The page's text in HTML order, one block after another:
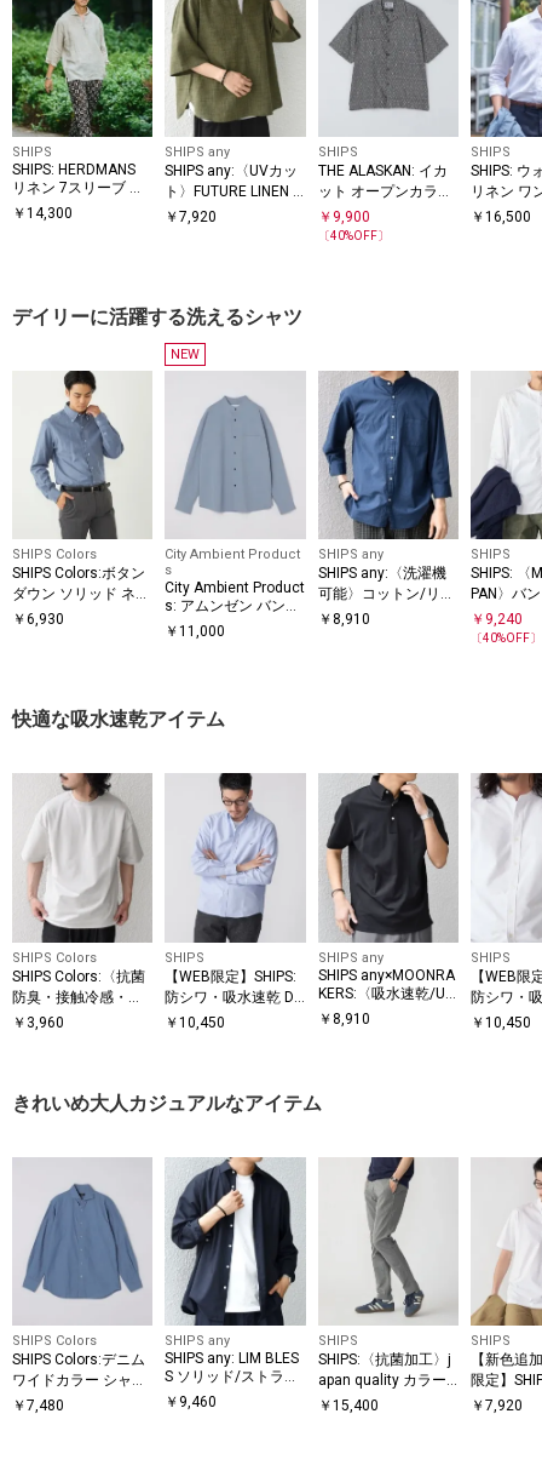
SHIPS
SHIPS: HERDMANS
リネン 7スリーブ カ
プリ シャツ
￥ 14,300
SHIPS any
SHIPS any:〈UVカッ
ト〉FUTURE LINEN C
ANVAS リネンライク
￥7,920
SHIPS
THE ALASKAN: イカ
ット オープンカラー
シャツ
￥ 9,900
〔40%OFF〕
SHIPS
SHIPS: ウ
リネン ワ
ラー ソリ
￥16,500
デイリーに活躍する洗えるシャツ
SHIPS Colors
SHIPS Colors:ボタン
ダウン ソリッド ネル
シャツ
￥ 6,930
NEW
City Ambient Product
s
City Ambient Product
s: アムンゼン バンド
カラー ロングスリー
￥11,000
SHIPS any
SHIPS any:〈洗濯機
可能〉コットン/リネ
ン 7分袖 バンドカラ
￥ 8,910
SHIPS
SHIPS: 〈
PAN〉バ
ブロード
グスリー
￥ 9,240
〔40%OFF〕
快適な吸水速乾アイテム
SHIPS Colors
SHIPS Colors:〈抗菌
防臭・接触冷感・吸
水速乾〉シルケット
￥ 3,960
SHIPS
【WEB限定】SHIPS:
防シワ・吸水速乾 Dr
ymix(R) ワンポイン
￥10,450
SHIPS any
SHIPS any×MOONRA
KERS:〈吸水速乾/UV
カット/消臭等〉MO
￥ 8,910
SHIPS
【WEB限
防シワ・
ymix(R)
￥10,450
きれいめ大人カジュアルなアイテム
SHIPS Colors
SHIPS Colors:デニム
ワイドカラー シャツ
◇
￥ 7,480
SHIPS any
SHIPS any: LIM BLES
S ソリッド/ストライ
プ レギュラーカラー
￥ 9,460
SHIPS
SHIPS:〈抗菌加工〉j
apan quality カラー
テーパード スリム チ
￥ 15,400
SHIPS
【新色追
限定】
冷感〉ア
￥7,920